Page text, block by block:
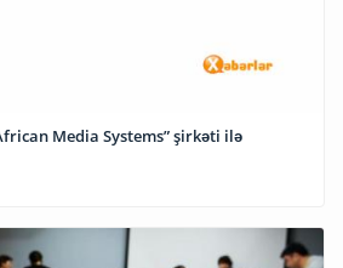
Media Systems” şirkəti ilə